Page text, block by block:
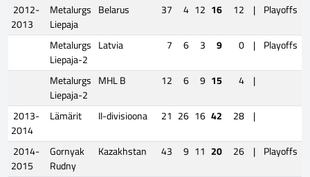
2012-
2013
Metalurgs
Liepaja
Belarus 37 4 12 16 12 | Playoffs
Metalurgs
Liepaja-2
Latvia 7 6 3 9 0 | Playoffs
Metalurgs
Liepaja-2
MHL B 12 6 9 15 4 |
2013-
2014
Lämärit II-divisioona 21 26 16 42 28 |
2014-
2015
Gornyak
Rudny
Kazakhstan 43 9 11 20 26 | Playoffs